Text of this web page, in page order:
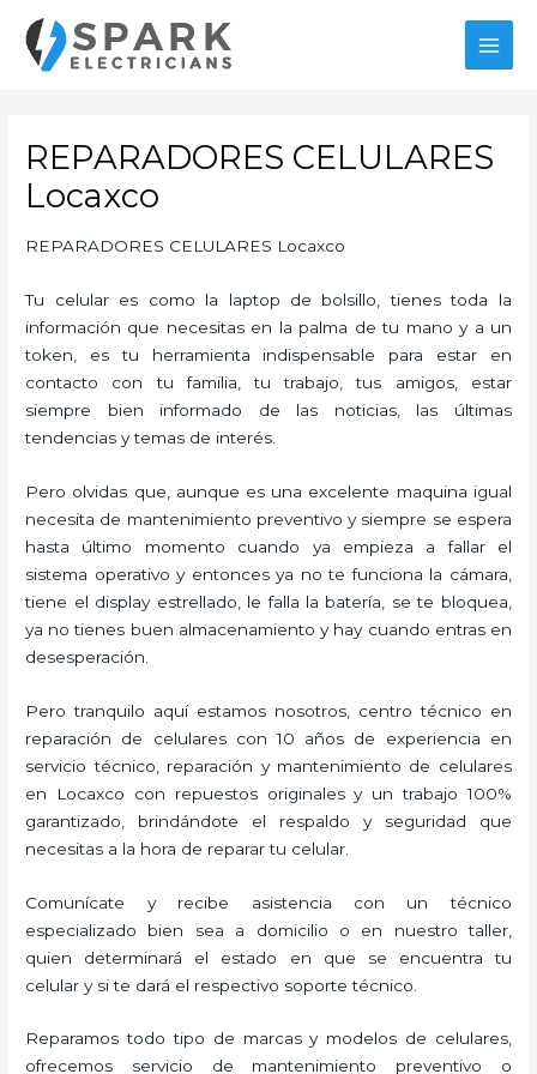
contenido
REPARADORES CELULARES
Locaxco
REPARADORES CELULARES Locaxco
Tu celular es como la laptop de bolsillo, tienes toda la
información que necesitas en la palma de tu mano y a un
token, es tu herramienta indispensable para estar en
contacto con tu familia, tu trabajo, tus amigos, estar
siempre bien informado de las noticias, las últimas
tendencias y temas de interés.
Pero olvidas que, aunque es una excelente maquina igual
necesita de mantenimiento preventivo y siempre se espera
hasta último momento cuando ya empieza a fallar el
sistema operativo y entonces ya no te funciona la cámara,
tiene el display estrellado, le falla la batería, se te bloquea,
ya no tienes buen almacenamiento y hay cuando entras en
desesperación.
Pero tranquilo aquí estamos nosotros, centro técnico en
reparación de celulares con 10 años de experiencia en
servicio técnico, reparación y mantenimiento de celulares
en Locaxco con repuestos originales y un trabajo 100%
garantizado, brindándote el respaldo y seguridad que
necesitas a la hora de reparar tu celular.
Comunícate y recibe asistencia con un técnico
especializado bien sea a domicilio o en nuestro taller,
quien determinará el estado en que se encuentra tu
celular y si te dará el respectivo soporte técnico.
Reparamos todo tipo de marcas y modelos de celulares,
ofrecemos servicio de mantenimiento preventivo o